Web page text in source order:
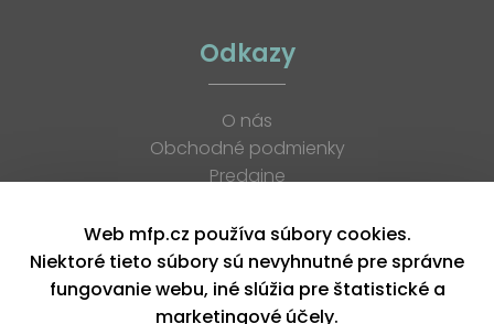
Odkazy
O nás
Obchodné podmienky
Predajne
K stiahnutiu
Blog
Kontakt
Kariéra
Web mfp.cz používa súbory cookies.
Niektoré tieto súbory sú nevyhnutné pre správne
fungovanie webu, iné slúžia pre štatistické a
marketingové účely.